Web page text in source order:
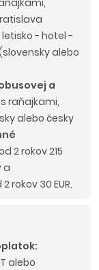
- hotel -
alebo
a
raňajkami,
alebo česky
2 rokov 215
a
rokov 30 EUR,
alebo